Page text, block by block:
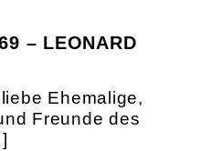
– LEONARD
Ehemalige,
Freunde des